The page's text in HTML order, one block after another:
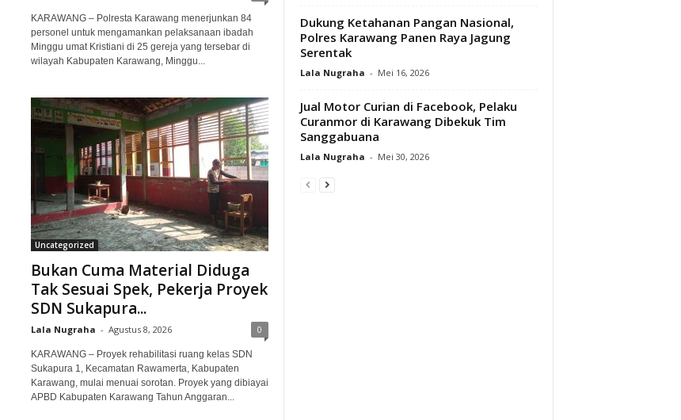
KARAWANG – Polresta Karawang menerjunkan 84
personel untuk mengamankan pelaksanaan ibadah
Minggu umat Kristiani di 25 gereja yang tersebar di
wilayah Kabupaten Karawang, Minggu...
Uncategorized
Bukan Cuma Material Diduga
Tak Sesuai Spek, Pekerja Proyek
SDN Sukapura...
Lala Nugraha - Agustus 8, 2026 0
KARAWANG – Proyek rehabilitasi ruang kelas SDN
Sukapura 1, Kecamatan Rawamerta, Kabupaten
Karawang, mulai menuai sorotan. Proyek yang dibiayai
APBD Kabupaten Karawang Tahun Anggaran...
Dukung Ketahanan Pangan Nasional,
Polres Karawang Panen Raya Jagung
Serentak
Lala Nugraha - Mei 16, 2026
Jual Motor Curian di Facebook, Pelaku
Curanmor di Karawang Dibekuk Tim
Sanggabuana
Lala Nugraha - Mei 30, 2026